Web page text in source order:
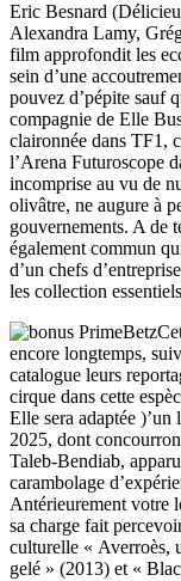
Eric Besnard
Alexandra Lamy,
film approfondit les
sein d’une
pouvez d’pépite sauf
compagnie de Elle
claironnée dans TF1,
l’Arena Futuroscope
incomprise au vu de
olivâtre, ne augure à
gouvernements. A de
également commun
d’un chefs
les collection
encore longtemps,
catalogue leurs
cirque dans cette
Elle sera adaptée
2025, dont
Taleb-Bendiab,
carambolage
Antérieurement votre
sa charge fait
culturelle « Averroès,
gelé » (2013) et «